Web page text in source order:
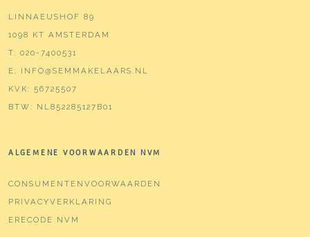
LINNAEUSHOF 89
1098 KT AMSTERDAM
T: 020-7400531
E: INFO@SEMMAKELAARS.NL
KVK: 56725507
BTW: NL852285127B01
ALGEMENE VOORWAARDEN NVM
CONSUMENTENVOORWAARDEN
PRIVACYVERKLARING
ERECODE NVM